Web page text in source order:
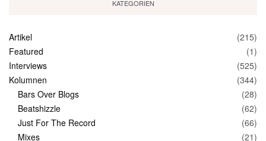
KATEGORIEN
Artikel
(215)
Featured
(1)
Interviews
(525)
Kolumnen
(344)
Bars Over Blogs
(28)
Beatshizzle
(62)
Just For The Record
(66)
Mixes
(21)